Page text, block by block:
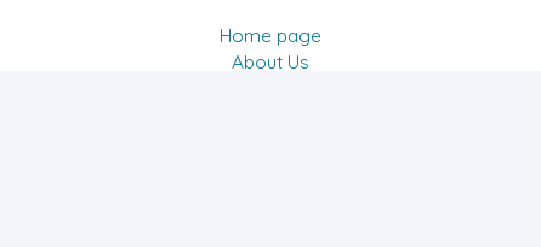
Home page
About Us